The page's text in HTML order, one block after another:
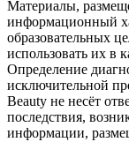
Материалы,
информационный
образовательных
использовать их в
Определение
исключительной
Beauty не несёт
последствия,
информации,